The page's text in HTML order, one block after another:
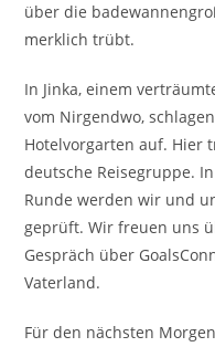
über die
merklich trübt.
In Jinka, einem
vom Nirgendwo,
Hotelvorgarten auf. Hier
deutsche Reisegruppe.
Runde werden wir und
geprüft. Wir freuen uns
Gespräch über
Vaterland.
Für den nächsten